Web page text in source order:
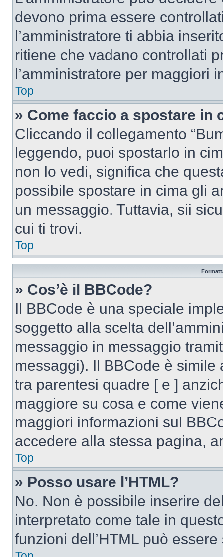
devono prima essere
l’amministratore ti abbia
ritiene che vadano controllati
l’amministratore per maggiori
Top
» Come faccio a spostare in
Cliccando il collegamento
leggendo, puoi spostarlo in
non lo vedi, significa che
possibile spostare in cima gli
un messaggio. Tuttavia, sii
cui ti trovi.
Top
» Cos’è il BBCode?
Il BBCode è una speciale
soggetto alla scelta
messaggio in messaggio
messaggi). Il BBCode è simile
tra parentesi quadre [ e ]
maggiore su cosa e come
maggiori informazioni sul
accedere alla stessa pagina,
Top
» Posso usare l’HTML?
No. Non è possibile inserire
interpretato come tale in
funzioni dell’HTML può